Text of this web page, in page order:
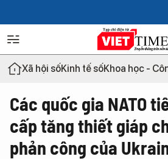
Xã hội sốKinh tế sốKhoa học -
Các quốc gia NATO
cấp tăng thiết giáp
phản công của